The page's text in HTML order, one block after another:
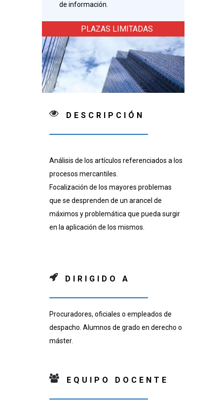
de información.
PLAZAS LIMITADAS
DESCRIPCIÓN
Análisis de los artículos referenciados a los
procesos mercantiles.
Focalización de los mayores problemas
que se desprenden de un arancel de
máximos y problemática que pueda surgir
en la aplicación de los mismos.
DIRIGIDO A
Procuradores, oficiales o empleados de
despacho. Alumnos de grado en derecho o
máster.
EQUIPO DOCENTE